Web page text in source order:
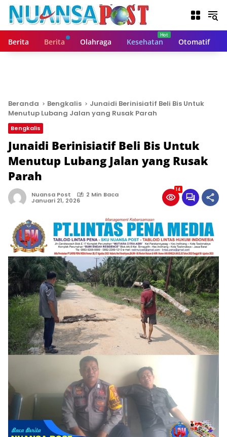
Berita Berita Olahraga Kesehatan Otomatif
Beranda Bengkalis
Junaidi Berinisiatif Beli Bis Untuk
Menutup Lubang Jalan yang Rusak Parah
Bengkalis
Junaidi Berinisiatif Beli Bis Untuk
Menutup Lubang Jalan yang Rusak
Parah
Nuansa Post 2 Min Baca
Januari 21, 2026
14